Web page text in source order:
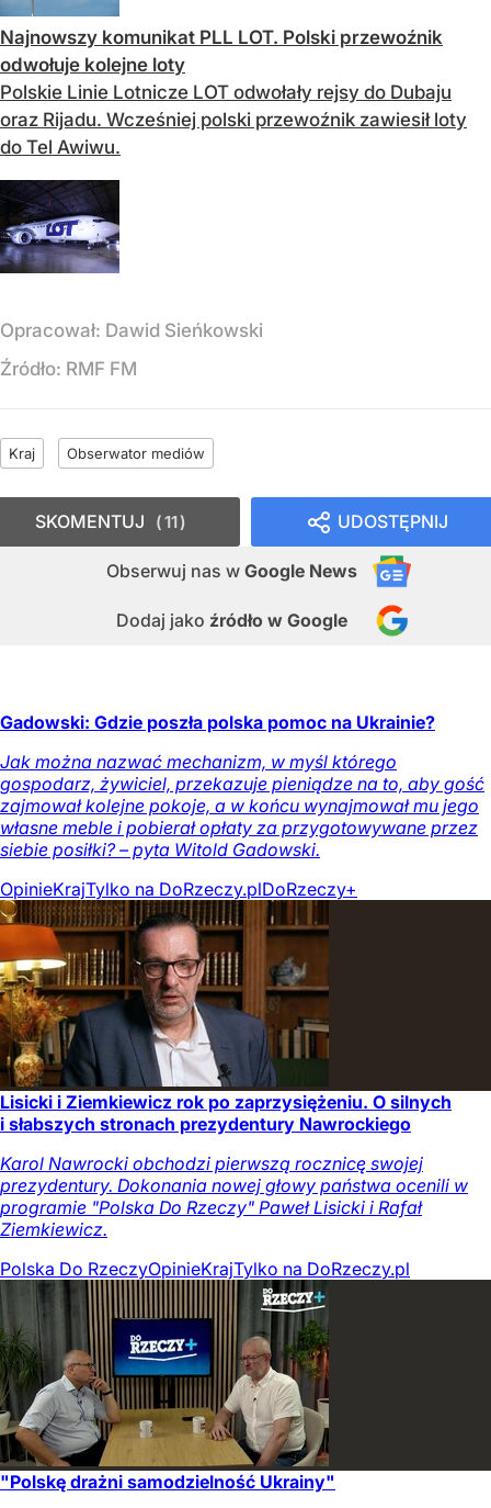
Najnowszy komunikat PLL LOT. Polski przewoźnik
odwołuje kolejne loty
Polskie Linie Lotnicze LOT odwołały rejsy do Dubaju
oraz Rijadu. Wcześniej polski przewoźnik zawiesił loty
do Tel Awiwu.
Opracował: Dawid Sieńkowski
Źródło: RMF FM
Kraj Obserwator mediów
UDOSTĘPNIJ
Obserwuj nas w Google News
Dodaj jako źródło w Google
SKOMENTUJ 11
Gadowski: Gdzie poszła polska pomoc na Ukrainie?
Jak można nazwać mechanizm, w myśl którego
gospodarz, żywiciel, przekazuje pieniądze na to, aby gość
zajmował kolejne pokoje, a w końcu wynajmował mu jego
własne meble i pobierał opłaty za przygotowywane przez
siebie posiłki? – pyta Witold Gadowski.
OpinieKrajTylko na DoRzeczy.plDoRzeczy+
Lisicki i Ziemkiewicz rok po zaprzysiężeniu. O silnych
i słabszych stronach prezydentury Nawrockiego
Karol Nawrocki obchodzi pierwszą rocznicę swojej
prezydentury. Dokonania nowej głowy państwa ocenili w
programie "Polska Do Rzeczy" Paweł Lisicki i Rafał
Ziemkiewicz.
Polska Do RzeczyOpinieKrajTylko na DoRzeczy.pl
"Polskę drażni samodzielność Ukrainy"